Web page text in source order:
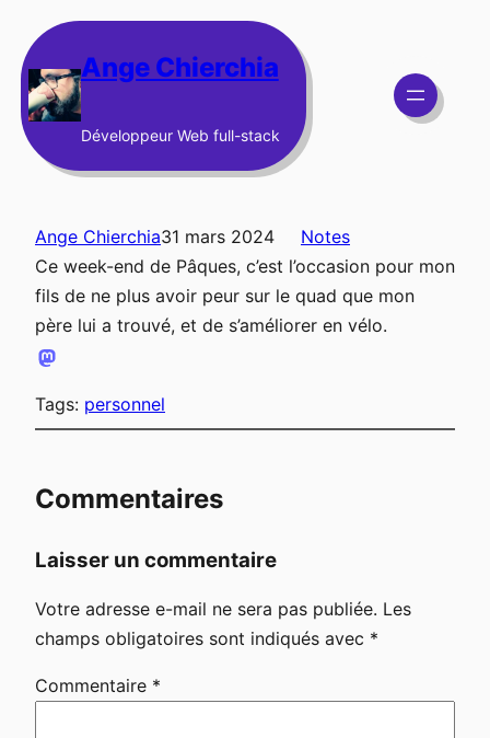
au
contenu Ange Chierchia
Développeur Web full-stack
Ange Chierchia31 mars 2024
Notes
Ce week-end de Pâques, c’est l’occasion pour mon
fils de ne plus avoir peur sur le quad que mon
père lui a trouvé, et de s’améliorer en vélo.
Tags: personnel
Commentaires
Laisser un commentaire
Votre adresse e-mail ne sera pas publiée. Les
champs obligatoires sont indiqués avec *
Commentaire *